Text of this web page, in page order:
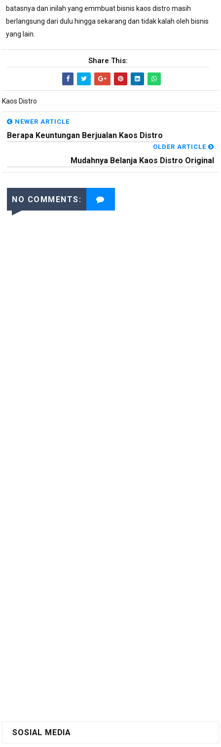
batasnya dan inilah yang emmbuat bisnis kaos distro masih
berlangsung dari dulu hingga sekarang dan tidak kalah oleh bisnis
yang lain.
Share This:
Kaos Distro
NEWER ARTICLE
Berapa Keuntungan Berjualan Kaos Distro
OLDER ARTICLE
Mudahnya Belanja Kaos Distro Original
NO COMMENTS:
SOSIAL MEDIA